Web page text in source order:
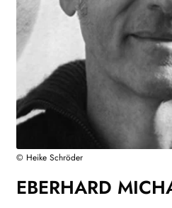
Search:
© Heike Schröder
EBERHARD